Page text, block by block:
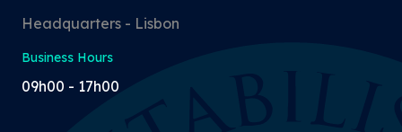
Headquarters - Lisbon
Business Hours
09h00 - 17h00